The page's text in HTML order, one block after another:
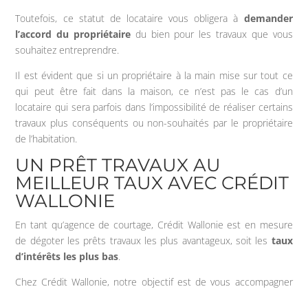
Toutefois, ce statut de locataire vous obligera à demander
l’accord du propriétaire du bien pour les travaux que vous
souhaitez entreprendre.
Il est évident que si un propriétaire à la main mise sur tout ce
qui peut être fait dans la maison, ce n’est pas le cas d’un
locataire qui sera parfois dans l’impossibilité de réaliser certains
travaux plus conséquents ou non-souhaités par le propriétaire
de l’habitation.
UN PRÊT TRAVAUX AU
MEILLEUR TAUX AVEC CRÉDIT
WALLONIE
En tant qu’agence de courtage, Crédit Wallonie est en mesure
de dégoter les prêts travaux les plus avantageux, soit les taux
d’intérêts les plus bas.
Chez Crédit Wallonie, notre objectif est de vous accompagner